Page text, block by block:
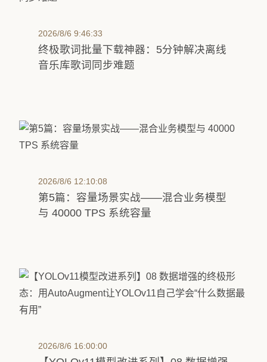
2026/8/6 9:46:33
终极歌词批量下载神器：5分钟解决离线
音乐库歌词同步难题
2026/8/6 12:10:08
第5篇：容量场景实战——混合业务模型
与 40000 TPS 系统容量
2026/8/6 16:00:00